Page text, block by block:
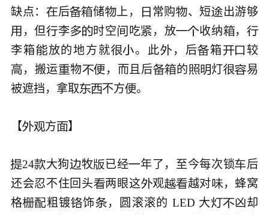
缺点： 后储上，  常购、短出游够
 ，但李时空 吃 ，放收纳，
李箱放的地方就。此，后箱 较
，搬运物 ，而且后的灯易
被遮挡，拿取不方。
【方】
24大狗牧 已经年了，至今每次锁后
还会忍不住回头两眼这观越对 ，蜂窝
格粗镀饰，圆滚滚的 LED 大凶却